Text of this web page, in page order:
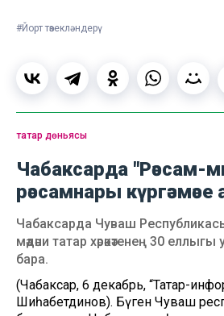
#Йорт төзекләндерү
татар дөньясы
Чабаксарда "Рәссам-
рәссамнары
Чабаксарда Чуваш
мәдәни татар хәрәкәтенең 30
бара.
(Чабаксар, 6 декабрь, “Татар-
Шиһабетдинов). Бүген Чуваш